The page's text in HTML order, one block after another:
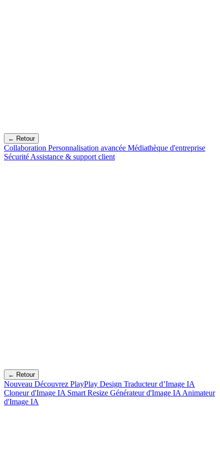
← Retour
Collaboration Personnalisation avancée Médiathèque d'entreprise
Sécurité Assistance & support client
← Retour
Nouveau Découvrez PlayPlay Design Traducteur d’Image IA
Cloneur d'Image IA Smart Resize Générateur d'Image IA Animateur
d'Image IA